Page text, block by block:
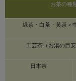
お茶の種
緑茶・白茶・黄茶＜
工芸茶（お湯の目安
日本茶